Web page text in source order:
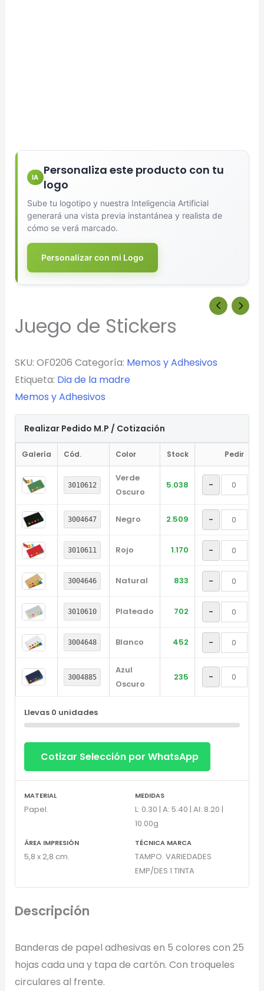
IA
Personaliza este producto con tu
logo
Sube tu logotipo y nuestra Inteligencia Artificial
generará una vista previa instantánea y realista de
cómo se verá marcado.
Personalizar con mi Logo
Juego de Stickers
SKU: OF0206 Categoría: Memos y Adhesivos
Etiqueta: Dia de la madre
Memos y Adhesivos
Realizar Pedido M.P / Cotización
Galería Cód. Color Stock Pedir
3010612
Verde
Oscuro
5.038 -
3004647 Negro 2.509 -
3010611 Rojo 1.170 -
3004646 Natural 833 -
3010610 Plateado 702 -
3004648 Blanco 452 -
3004885
Azul
Oscuro
235 -
Llevas 0 unidades
Cotizar Selección por WhatsApp
MATERIAL
Papel.
MEDIDAS
L: 0.30 | A: 5.40 | Al: 8.20 |
10.00g
ÁREA IMPRESIÓN
5,8 x 2,8 cm.
TÉCNICA MARCA
TAMPO. VARIEDADES
EMP/DES 1 TINTA
Descripción
Banderas de papel adhesivas en 5 colores con 25
hojas cada una y tapa de cartón. Con troqueles
circulares al frente.